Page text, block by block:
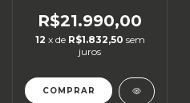
CARBON 4
R$21.990,00
12 x de R$1.832,50 sem
juros
COMPRAR